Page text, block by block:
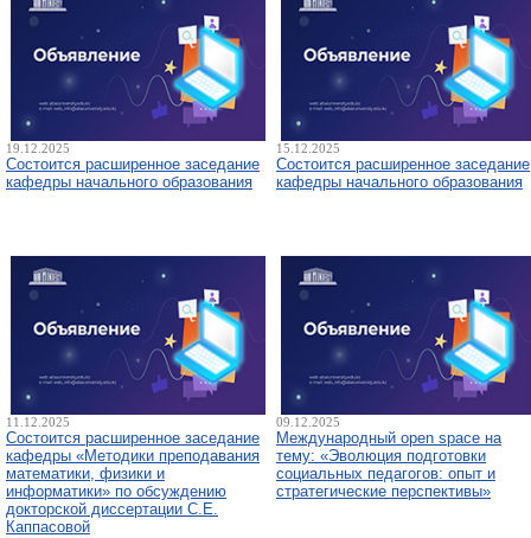
19.12.2025
Состоится расширенное заседание
кафедры начального образования
15.12.2025
Состоится расширенное заседание
кафедры начального образования
11.12.2025
Состоится расширенное заседание
кафедры «Методики преподавания
математики, физики и
информатики» по обсуждению
докторской диссертации С.Е.
Каппасовой
09.12.2025
Международный open space на
тему: «Эволюция подготовки
социальных педагогов: опыт и
стратегические перспективы»